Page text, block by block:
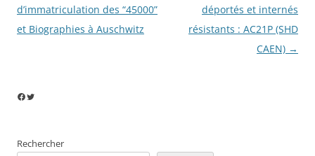
des
articles
d’immatriculation des “45000”
et Biographies à Auschwitz
déportés et internés
résistants : AC21P (SHD
CAEN) →
Facebook
Twitter
Rechercher